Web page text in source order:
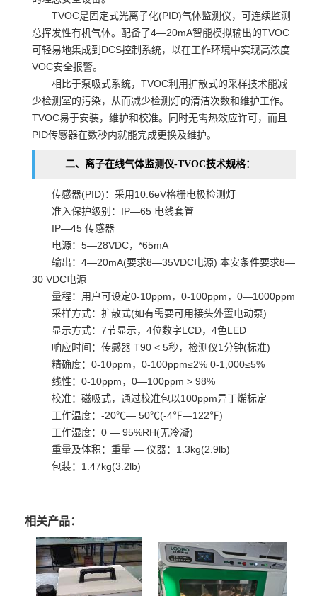
TVOC是固定式光离子化(PID)气体监测仪，可连续监测
总挥发性有机气体。配备了4—20mA智能模拟输出的TVOC
可轻易地集成到DCS控制系统，以在工作环境中实现高浓度
VOC安全报警。
相比于泵吸式系统，TVOC利用扩散式的采样技术能减
少检测室的污染，从而减少检测灯的清洁次数和维护工作。
TVOC易于安装，维护和校准。同时无需热效应许可，而且
PID传感器在数秒内就能完成更换及维护。
二、离子在线气体监测仪-TVOC技术规格：
传感器(PID)：采用10.6eV格栅电极检测灯
准入保护级别：IP—65 电线套管
IP—45 传感器
电源：5—28VDC，*65mA
输出：4—20mA(要求8—35VDC电源) 本安条件要求8—
30 VDC电源
量程：用户可设定0-10ppm，0-100ppm，0—1000ppm
采样方式：扩散式(如有需要可用接头外置电动泵)
显示方式：7节显示，4位数字LCD，4色LED
响应时间：传感器 T90 < 5秒，检测仪1分钟(标准)
精确度：0-10ppm，0-100ppm≤2% 0-1,000≤5%
线性：0-10ppm，0—100ppm > 98%
校准：磁吸式，通过校准包以100ppm异丁烯标定
工作温度：-20℃— 50℃(-4℉—122℉)
工作湿度：0 — 95%RH(无冷凝)
重量及体积：重量 — 仪器：1.3kg(2.9lb)
包装：1.47kg(3.2lb)
相关产品：